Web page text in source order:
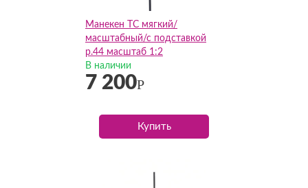
Манекен ТС мягкий/
масштабный/с подставкой
р.44 масштаб 1:2
В наличии
7 200Р
Купить